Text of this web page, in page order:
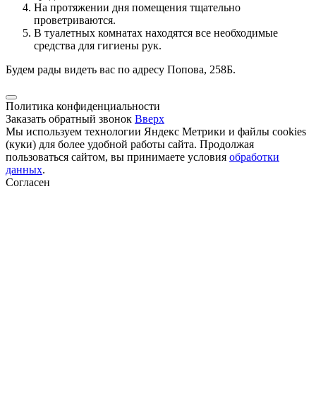
На протяжении дня помещения тщательно
проветриваются.
В туалетных комнатах находятся все необходимые
средства для гигиены рук.
Будем рады видеть вас по адресу Попова, 258Б.
Политика конфиденциальности
Заказать обратный звонок Вверх
Мы используем технологии Яндекс Метрики и файлы cookies
(куки) для более удобной работы сайта. Продолжая
пользоваться сайтом, вы принимаете условия обработки
данных.
Согласен